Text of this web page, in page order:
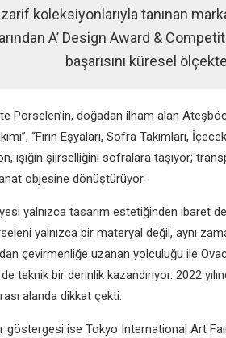
koleksiyonlarıyla tanınan
A’ Design Award &
başarısını küresel
Porselen’in, doğadan ilham alan
“Fırın Eşyaları, Sofra Takımları,
ışığın şiirselliğini sofralara taşıyor;
objesine dönüştürüyor.
yalnızca tasarım estetiğinden ibaret
yalnızca bir materyal değil, aynı
çevirmenliğe uzanan yolculuğu ile
teknik bir derinlik kazandırıyor. 2022
alanda dikkat çekti.
göstergesi ise Tokyo International Art